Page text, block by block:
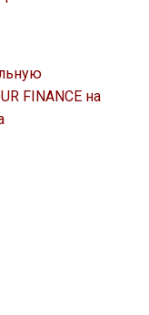
FINANCE на